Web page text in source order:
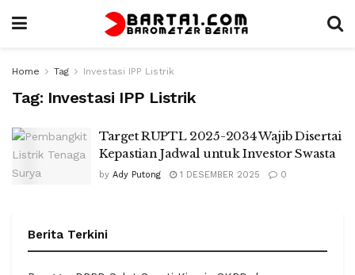
Home Tag Investasi IPP Listrik
Tag: Investasi IPP Listrik
Target RUPTL 2025-2034 Wajib Disertai
Kepastian Jadwal untuk Investor Swasta
by Ady Putong 1 DESEMBER 2025 0
Berita Terkini